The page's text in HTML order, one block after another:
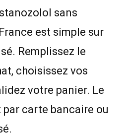
sans
est simple sur
Remplissez le
choisissez vos
votre panier. Le
carte bancaire ou